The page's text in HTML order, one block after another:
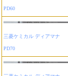
PD60
三菱ケミカル ディアマナ
PD70